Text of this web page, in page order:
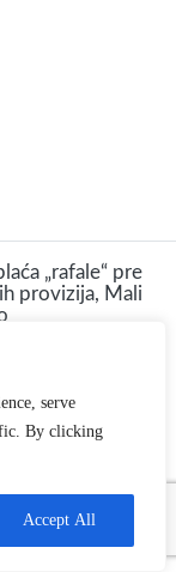
serve
By clicking
Accept All
„rafale“ pre
provizija, Mali